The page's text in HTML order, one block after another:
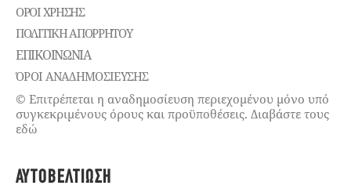
ΌΡΟΙ ΧΡΉΣΗΣ
ΠΟΛΙΤΙΚΉ ΑΠΟΡΡΉΤΟΥ
ΕΠΙΚΟΙΝΩΝΊΑ
ΌΡΟΙ ΑΝΑΔΗΜΟΣΙΕΥΣΗΣ
© Επιτρέπεται η αναδημοσίευση περιεχομένου μόνο υπό
συγκεκριμένους όρους και προϋποθέσεις. Διαβάστε τους
εδώ
ΑΥΤΟΒΕΛΤΊΩΣΗ